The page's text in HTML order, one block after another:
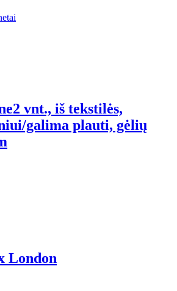
2 vnt., iš tekstilės,
galima plauti, gėlių
London